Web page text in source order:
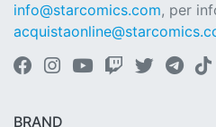
info@starcomics.com, per
BRAND